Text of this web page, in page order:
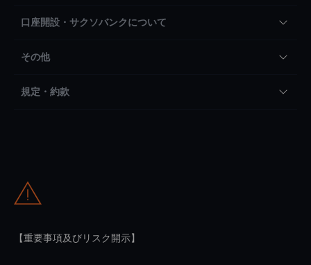
口座開設・サクソバンクについて
その他
規定・約款
【重要事項及びリスク開示】